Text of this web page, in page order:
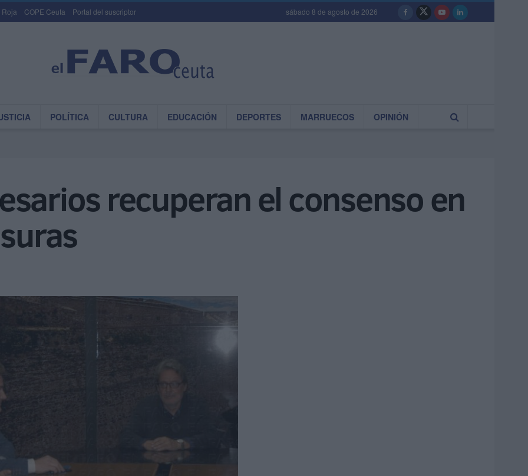
Roja COPE Ceuta Portal del suscriptor sábado 8 de agosto de 2026
POLÍTICA CULTURA EDUCACIÓN DEPORTES MARRUECOS OPINIÓN
recuperan el consenso en